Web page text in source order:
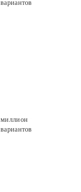
вариантов
миллион
вариантов